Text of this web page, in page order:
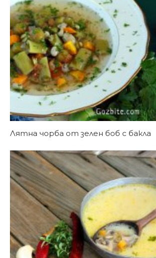
Лятна чорба от зелен боб с бакла